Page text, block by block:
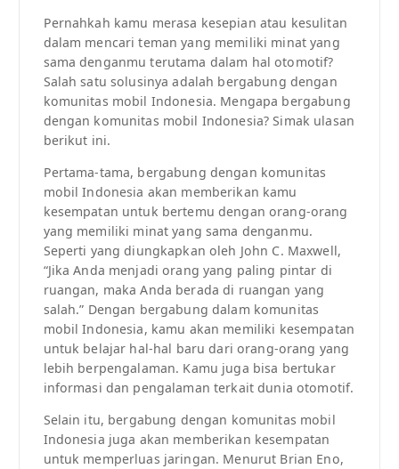
Pernahkah kamu merasa kesepian atau kesulitan
dalam mencari teman yang memiliki minat yang
sama denganmu terutama dalam hal otomotif?
Salah satu solusinya adalah bergabung dengan
komunitas mobil Indonesia. Mengapa bergabung
dengan komunitas mobil Indonesia? Simak ulasan
berikut ini.
Pertama-tama, bergabung dengan komunitas
mobil Indonesia akan memberikan kamu
kesempatan untuk bertemu dengan orang-orang
yang memiliki minat yang sama denganmu.
Seperti yang diungkapkan oleh John C. Maxwell,
“Jika Anda menjadi orang yang paling pintar di
ruangan, maka Anda berada di ruangan yang
salah.” Dengan bergabung dalam komunitas
mobil Indonesia, kamu akan memiliki kesempatan
untuk belajar hal-hal baru dari orang-orang yang
lebih berpengalaman. Kamu juga bisa bertukar
informasi dan pengalaman terkait dunia otomotif.
Selain itu, bergabung dengan komunitas mobil
Indonesia juga akan memberikan kesempatan
untuk memperluas jaringan. Menurut Brian Eno,